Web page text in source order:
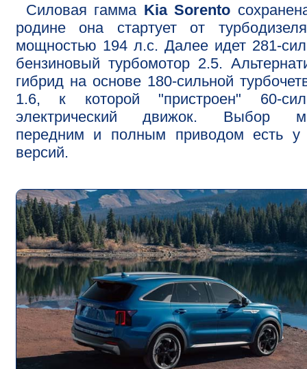
Силовая гамма Kia Sorento
родине она стартует от
мощностью 194 л.с. Далее идет 281-
бензиновый турбомотор 2.5.
гибрид на основе 180-сильной
1.6, к которой "пристроен" 60-
электрический движок. Выбор
передним и полным приводом есть у
версий.